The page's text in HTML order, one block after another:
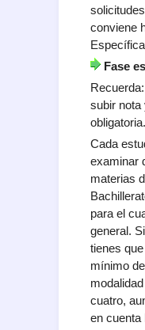
conviene
Fase
subir nota
obligatoria.
Cada
examinar
materias
para el
general.
tienes
mínimo
cuatro,
en cuenta